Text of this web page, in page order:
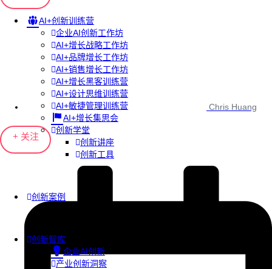
AI+创新训练营
企业AI创新工作坊
AI+增长战略工作坊
AI+品牌增长工作坊
AI+销售增长工作坊
AI+增长黑客训练营
AI+设计思维训练营
AI+敏捷管理训练营
AI+增长集思会
创新学堂
创新讲座
创新工具
创新案例
创新智库
企业AI创新
产业创新洞察
Chris Huang
+ 关注